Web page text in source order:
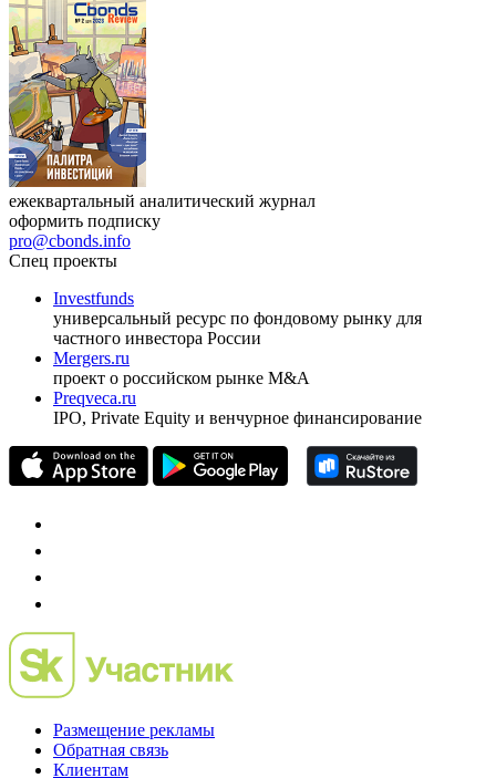
ежеквартальный аналитический журнал
оформить подписку
pro@cbonds.info
Спец проекты
Investfunds
универсальный ресурс по фондовому рынку для
частного инвестора России
Mergers.ru
проект о российском рынке M&A
Preqveca.ru
IPO, Private Equity и венчурное финансирование
Размещение рекламы
Обратная связь
Клиентам